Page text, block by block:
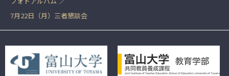
7月22日（月）三者懇談会